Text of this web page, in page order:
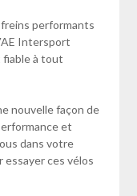
performants
Intersport
à tout
nouvelle façon de
et
dans votre
ces vélos